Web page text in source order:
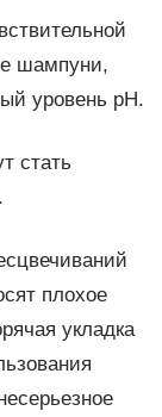
шампуни,
уровень pH.
стать
плохое
укладка